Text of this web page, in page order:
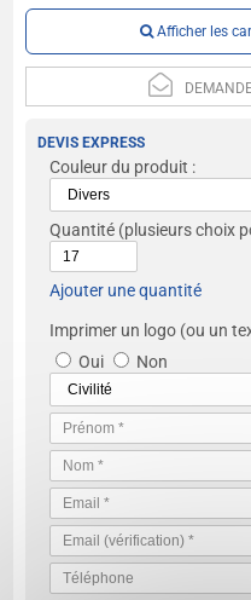
Afficher les
DEVIS EXPRESS
Couleur du produit :
Quantité (plusieurs choix
Ajouter une quantité
Imprimer un logo (ou un
Oui
Non